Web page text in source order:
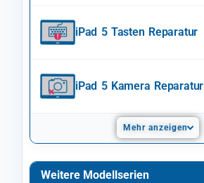
iPad 5 Tasten Reparatur
iPad 5 Kamera Reparatur
Mehr anzeigen
Weitere Modellserien